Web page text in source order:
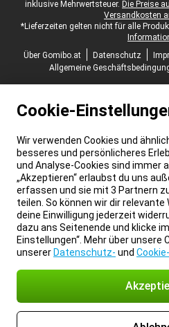
inklusive Mehrwertsteuer. Die Preise
Versandkosten
*Lieferzeiten gelten nicht für alle
Über Gomibo.at
Datenschutz
Allgemeine
Cookie-
Wir verwenden Cookies und
besseres und persönlicheres
und Analyse-Cookies sind immer
„Akzeptieren“ erlaubst du uns
erfassen und sie mit 3 Partnern
teilen. So können wir dir relevante
deine Einwilligung jederzeit
dazu ans Seitenende und klicke
Einstellungen“. Mehr über unsere
unserer Datenschutz- und